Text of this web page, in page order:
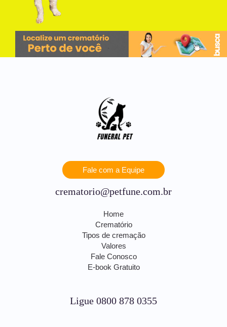
Fale com a Equipe
crematorio@petfune.com.br
Home
Crematório
Tipos de cremação
Valores
Fale Conosco
E-book Gratuito
Ligue 0800 878 0355